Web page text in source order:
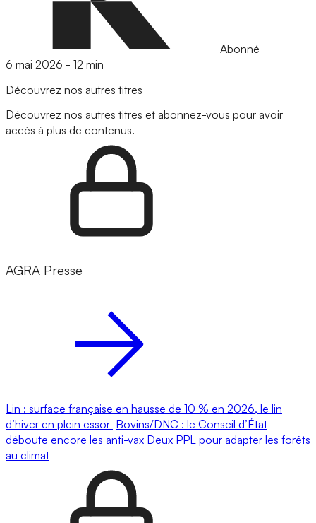
Abonné
6 mai 2026 - 12 min
Découvrez nos autres titres
Découvrez nos autres titres et abonnez-vous pour avoir
accès à plus de contenus.
AGRA Presse
Lin : surface française en hausse de 10 % en 2026, le lin
d’hiver en plein essor Bovins/DNC : le Conseil d’État
déboute encore les anti-vax Deux PPL pour adapter les forêts
au climat